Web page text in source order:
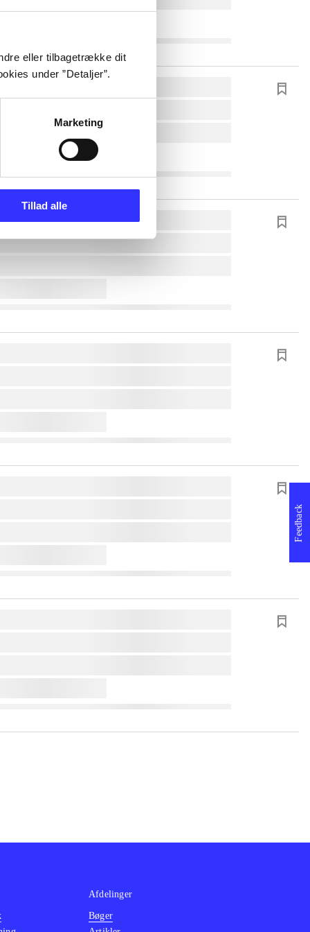
eller tilbagetrække dit
under ”Detaljer”.
Marketing
Tillad alle
Feedback
Afdelinger
Bøger